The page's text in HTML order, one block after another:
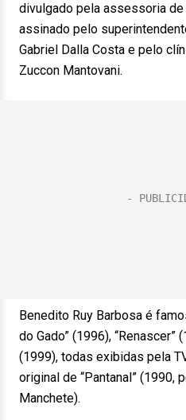
divulgado pela assessoria de
assinado pelo
Gabriel Dalla Costa e pelo
Zuccon Mantovani.
Benedito Ruy Barbosa é
do Gado” (1996), “Renascer”
(1999), todas exibidas pela
original de “Pantanal” (1990,
Manchete).